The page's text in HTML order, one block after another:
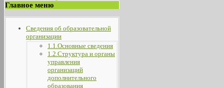
Главное меню
Сведения об образовательной
организации
1.1.Основные сведения
1.2.Структура и органы
управления
организаций
дополнительного
образования